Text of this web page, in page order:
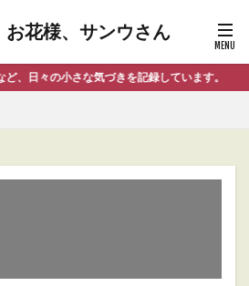
々の小さな気づきを記録しています。